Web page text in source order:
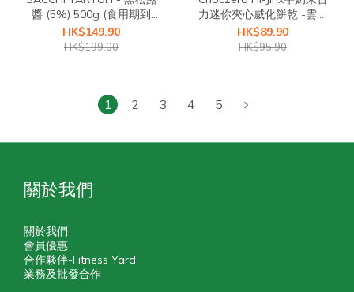
醬 (5%) 500g (食用期到
2028年7月)
HK$149.90
HK$199.00
力迷你夾心威化餅乾 -雲尼
拿忌廉 231g
HK$89.90
HK$95.90
1 2 3 4 5
關於我們
關於我們
會員優惠
合作夥伴-Fitness Yard
業務及批發合作